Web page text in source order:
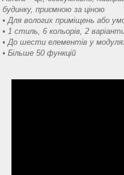
будинку, приємною за ціною
• Для вологих приміщень або
• 1 стиль, 6 кольорів, 2
• До шести елементів у
• Більше 50 функцій